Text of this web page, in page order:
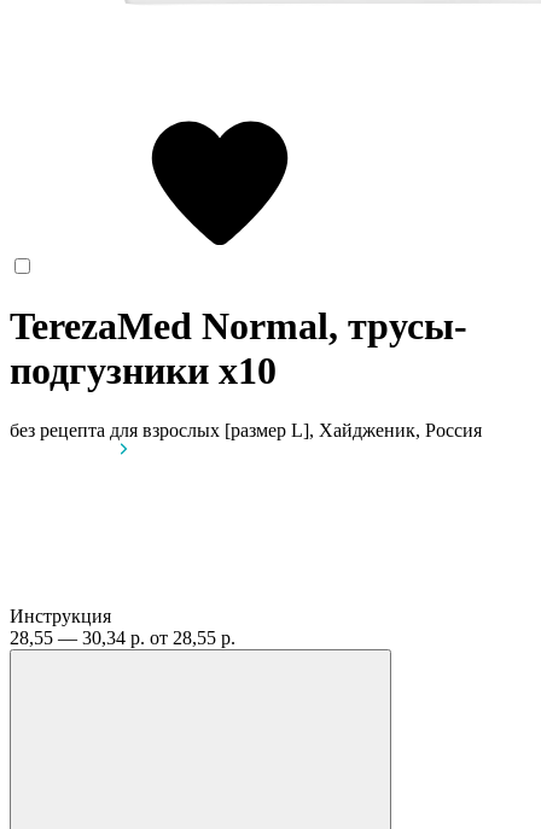
TerezaMed Normal, трусы-
подгузники x10
без рецепта для взрослых [размер L], Хайдженик, Россия
Инструкция
28,55 — 30,34 р. от 28,55 р.